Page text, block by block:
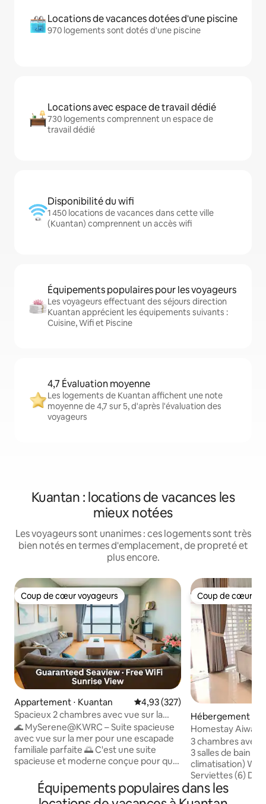
Locations de vacances dotées d'une piscine
970 logements sont dotés d'une piscine
Locations avec espace de travail dédié
730 logements comprennent un espace de
travail dédié
Disponibilité du wifi
1 450 locations de vacances dans cette ville
(Kuantan) comprennent un accès wifi
Équipements populaires pour les voyageurs
Les voyageurs effectuant des séjours direction
Kuantan apprécient les équipements suivants :
Cuisine, Wifi et Piscine
4,7 Évaluation moyenne
Les logements de Kuantan affichent une note
moyenne de 4,7 sur 5, d'après l'évaluation des
voyageurs
Kuantan : locations de vacances les
mieux notées
Les voyageurs sont unanimes : ces logements sont très
bien notés en termes d'emplacement, de propreté et
plus encore.
Coup de cœur voyageurs
Coup de cœur voyageurs
Appartement ⋅ Kuantan Évaluation moyenne sur la
4,93 (327)
Spacieux 2 chambres avec vue sur la
mer et le lever du soleil@Imperium
Residence
🌊 MySerene@KWRC – Suite spacieuse
avec vue sur la mer pour une escapade
familiale parfaite 🌅 C'est une suite
spacieuse et moderne conçue pour que
détendre et se revitaliser. Réveillez-vous
avec une vue spectaculaire sur la mer,
Coup de cœur
Coup de cœur
Hébergement ⋅
Homestay
3 chambres avec
3 salles de bain
climatisation) Wi-
Serviettes (6)
et froide Cuisine
repas simples
Équipements populaires dans les